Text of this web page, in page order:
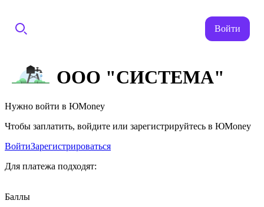
Войти
ООО "СИСТЕМА"
Нужно войти в ЮMoney
Чтобы заплатить, войдите или зарегистрируйтесь в ЮMoney
ВойтиЗарегистрироваться
Для платежа подходят:
Баллы